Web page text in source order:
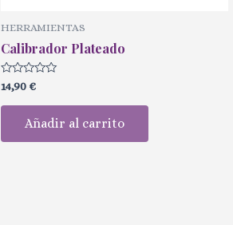
HERRAMIENTAS
Calibrador Plateado
Valorado
con
0
14,90 €
Añadir al carrito